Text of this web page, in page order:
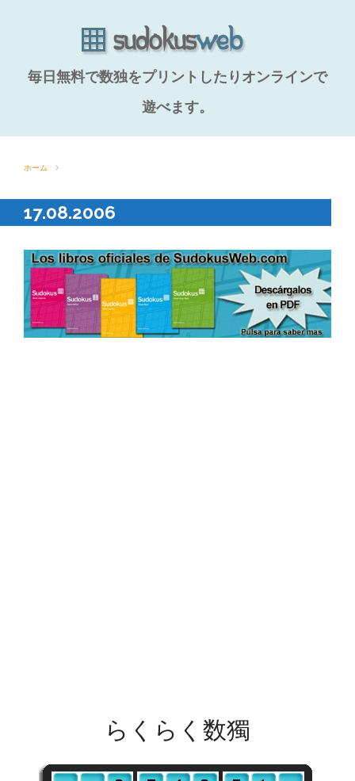
毎日無料で数独をプリントしたりオンラインで
遊べます。
ホーム
17.08.2006
らくらく数獨